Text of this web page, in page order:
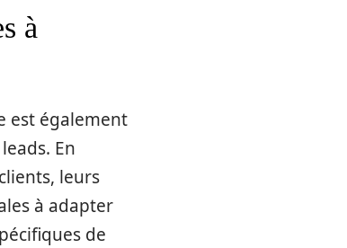
à
est également
En
leurs
à adapter
de